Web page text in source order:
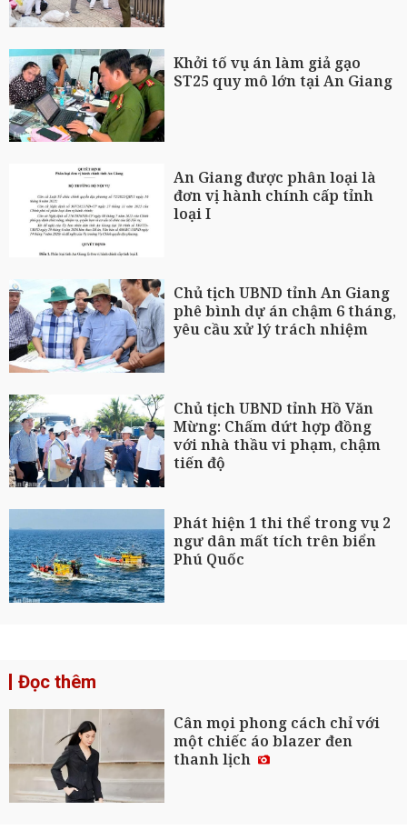
Khởi tố vụ án làm giả gạo
ST25 quy mô lớn tại An Giang
An Giang được phân loại là
đơn vị hành chính cấp tỉnh
loại I
Chủ tịch UBND tỉnh An Giang
phê bình dự án chậm 6 tháng,
yêu cầu xử lý trách nhiệm
Chủ tịch UBND tỉnh Hồ Văn
Mừng: Chấm dứt hợp đồng
với nhà thầu vi phạm, chậm
tiến độ
Phát hiện 1 thi thể trong vụ 2
ngư dân mất tích trên biển
Phú Quốc
Đọc thêm
Cân mọi phong cách chỉ với
một chiếc áo blazer đen
thanh lịch